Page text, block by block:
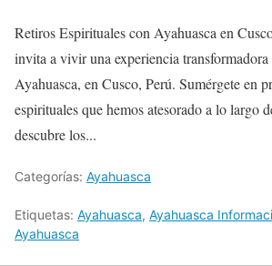
Retiros Espirituales con Ayahuasca en
invita a vivir una experiencia transformadora
Ayahuasca, en Cusco, Perú. Sumérgete en
espirituales que hemos atesorado a lo largo
descubre los...
Categorías: Ayahuasca
Etiquetas: Ayahuasca, Ayahuasca
Ayahuasca